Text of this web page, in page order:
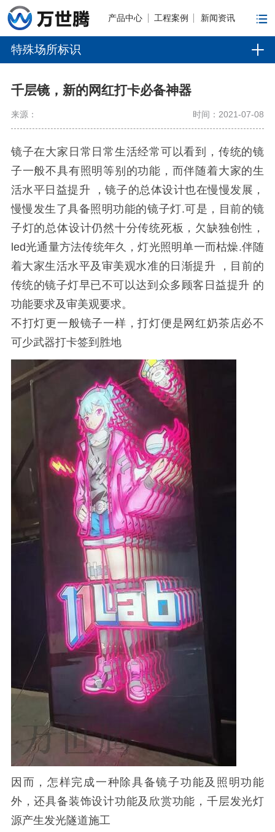
产品中心 工程案例 新闻资讯
特殊场所标识
千层镜，新的网红打卡必备神器
来源： 时间：2021-07-08
镜子在大家日常日常生活经常可以看到，传统的镜
子一般不具有照明等别的功能，而伴随着大家的生
活水平日益提升 ，镜子的总体设计也在慢慢发展，
慢慢发生了具备照明功能的镜子灯.可是，目前的镜
子灯的总体设计仍然十分传统死板，欠缺独创性，
led光通量方法传统年久，灯光照明单一而枯燥.伴随
着大家生活水平及审美观水准的日渐提升 ，目前的
传统的镜子灯早已不可以达到众多顾客日益提升 的
功能要求及审美观要求。
不打灯更一般镜子一样，打灯便是网红奶茶店必不
可少武器打卡签到胜地
因而，怎样完成一种除具备镜子功能及照明功能
外，还具备装饰设计功能及欣赏功能，千层发光灯
源产生发光隧道施工